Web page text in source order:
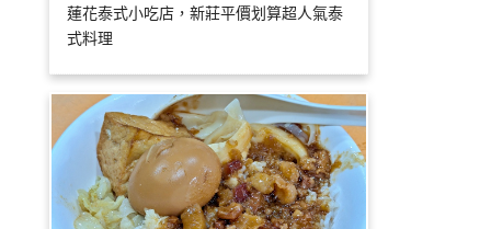
蓮花泰式小吃店，新莊平價划算超人氣泰
式料理